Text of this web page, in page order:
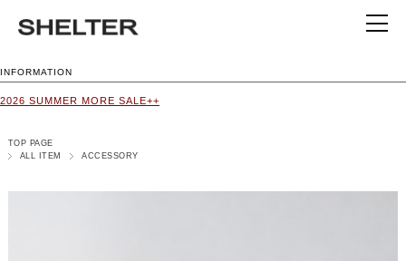
INFORMATION
2026 SUMMER MORE SALE++
TOP PAGE
ALL ITEM
ACCESSORY